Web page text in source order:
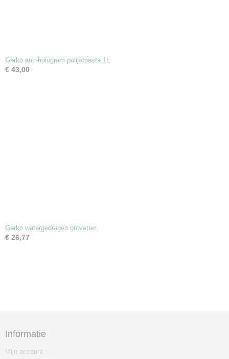
Gerko anti-hologram polijstpasta 1L
€ 43,00
Gerko watergedragen ontvetter
€ 26,77
Informatie
Mijn account